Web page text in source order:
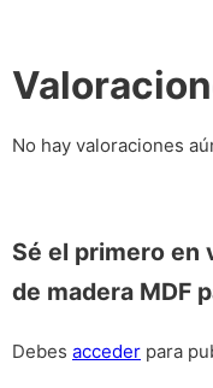
No hay valoraciones
Sé el primero en
de madera MDF
Debes acceder para